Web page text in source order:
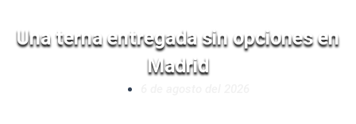
Una terna entregada sin opciones en
Madrid